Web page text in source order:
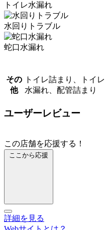
トイレ水漏れ
水回りトラブル
蛇口水漏れ
その
他
トイレ詰まり、トイ
水漏れ、配管詰まり
ユーザーレビュー
この店舗を応援する！
ここから応援
詳細を見る